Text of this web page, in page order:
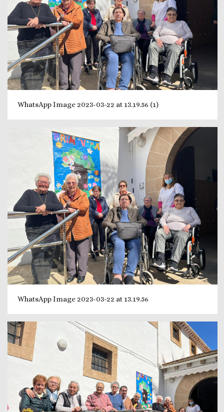
WhatsApp Image 2023-03-22 at 13.19.56 (1)
WhatsApp Image 2023-03-22 at 13.19.56